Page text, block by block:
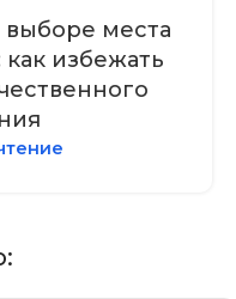
места
избежать